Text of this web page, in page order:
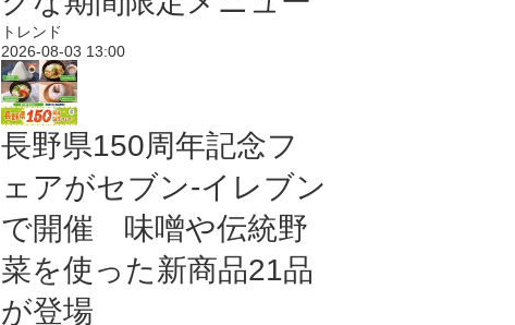
トレンド
2026-08-03 13:00
長野県150周年記念フ
ェアがセブン-イレブン
で開催 味噌や伝統野
菜を使った新商品21品
が登場